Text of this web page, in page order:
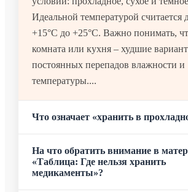
Идеальной температурой считается
+15°C до +25°C. Важно понимать,
комната или кухня – худшие
постоянных перепадов влажности и
температуры....
Что означает «хранить в
На что обратить внимание в
«Таблица: Где нельзя хранить
медикаменты»?